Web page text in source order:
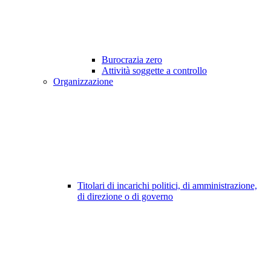
Burocrazia zero
Attività soggette a controllo
Organizzazione
Titolari di incarichi politici, di amministrazione,
di direzione o di governo